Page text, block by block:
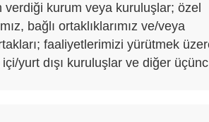
kurum veya kuruluşlar; özel
bağlı ortaklıklarımız ve/veya
faaliyetlerimizi yürütmek
yurt dışı kuruluşlar ve diğer